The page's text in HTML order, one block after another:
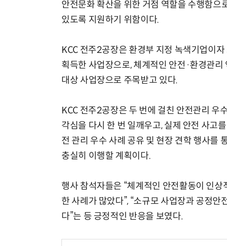
안전문화 확산을 위한 거점 역할을 수행함
있도록 지원하기 위함이다.
KCC 전주2공장은 환경부 지정 녹색기업이
획득한 사업장으로, 체계적인 안전·환경관
대상 사업장으로 주목받고 있다.
KCC 전주2공장은 두 번에 걸친 안전관리 우
각심을 다시 한 번 일깨우고, 실제 안전 사고
전 관리 우수 사례 공유 및 현장 견학 행사를
충실히 이행할 계획이다.
행사 참석자들은 “체계적인 안전활동이 인
한 사례가 많았다”, “소규모 사업장과 공정
다”는 등 긍정적인 반응을 보였다.